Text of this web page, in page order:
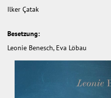
Ilker Çatak
Besetzung:
Leonie Benesch, Eva Löbau